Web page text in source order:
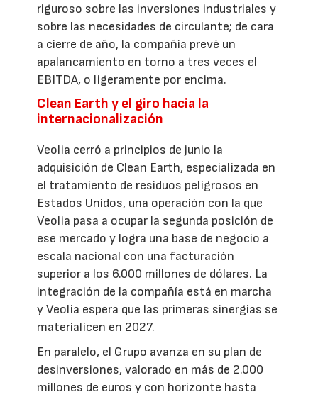
riguroso sobre las inversiones industriales y
sobre las necesidades de circulante; de cara
a cierre de año, la compañía prevé un
apalancamiento en torno a tres veces el
EBITDA, o ligeramente por encima.
Clean Earth y el giro hacia la
internacionalización
Veolia cerró a principios de junio la
adquisición de Clean Earth, especializada en
el tratamiento de residuos peligrosos en
Estados Unidos, una operación con la que
Veolia pasa a ocupar la segunda posición de
ese mercado y logra una base de negocio a
escala nacional con una facturación
superior a los 6.000 millones de dólares. La
integración de la compañía está en marcha
y Veolia espera que las primeras sinergias se
materialicen en 2027.
En paralelo, el Grupo avanza en su plan de
desinversiones, valorado en más de 2.000
millones de euros y con horizonte hasta